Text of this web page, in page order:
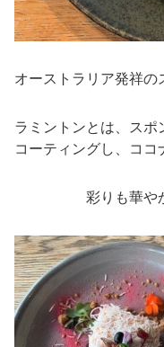
オーストラリア発祥の
ラミントンとは、ス
コーティングし、ココ
彩りも華や